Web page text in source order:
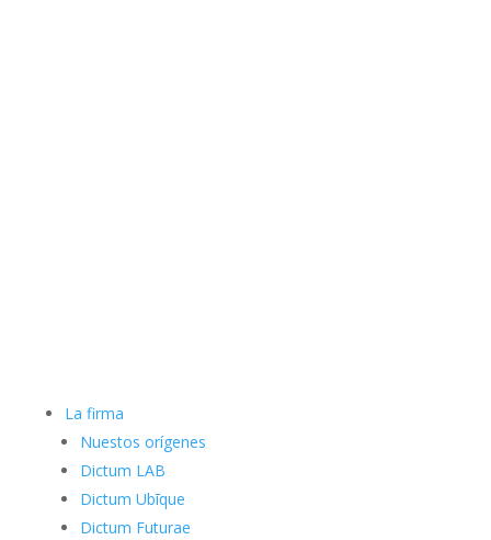
La firma
Nuestos orígenes
Dictum LAB
Dictum Ubīque
Dictum Futurae